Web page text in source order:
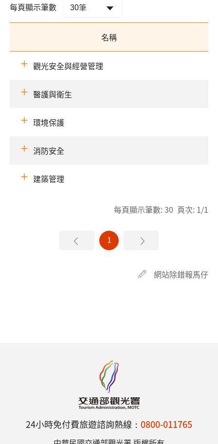
每頁顯示筆數
名稱
觀光安全與經營管理
醫護與衛生
環境保護
消防安全
建築管理
每頁顯示筆數: 30 頁次: 1/1
1
網站除錯報馬仔
24小時免付費旅遊諮詢熱線： 0800-011765